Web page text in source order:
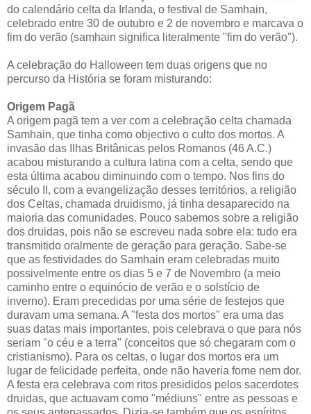
do calendário celta da Irlanda, o festival de Samhain,
celebrado entre 30 de outubro e 2 de novembro e marcava o
fim do verão (samhain significa literalmente "fim do verão").
A celebração do Halloween tem duas origens que no
percurso da História se foram misturando:
Origem Pagã
A origem pagã tem a ver com a celebração celta chamada
Samhain, que tinha como objectivo o culto dos mortos. A
invasão das Ilhas Britânicas pelos Romanos (46 A.C.)
acabou misturando a cultura latina com a celta, sendo que
esta última acabou diminuindo com o tempo. Nos fins do
século II, com a evangelização desses territórios, a religião
dos Celtas, chamada druidismo, já tinha desaparecido na
maioria das comunidades. Pouco sabemos sobre a religião
dos druidas, pois não se escreveu nada sobre ela: tudo era
transmitido oralmente de geração para geração. Sabe-se
que as festividades do Samhain eram celebradas muito
possivelmente entre os dias 5 e 7 de Novembro (a meio
caminho entre o equinócio de verão e o solstício de
inverno). Eram precedidas por uma série de festejos que
duravam uma semana. A "festa dos mortos" era uma das
suas datas mais importantes, pois celebrava o que para nós
seriam "o céu e a terra" (conceitos que só chegaram com o
cristianismo). Para os celtas, o lugar dos mortos era um
lugar de felicidade perfeita, onde não haveria fome nem dor.
A festa era celebrava com ritos presididos pelos sacerdotes
druidas, que actuavam como "médiuns" entre as pessoas e